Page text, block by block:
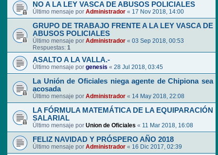
NO A LA LEY VASCA DE ABUSOS POLICIALES
Último mensaje por Administrador « 17 Nov 2018, 14:00
GRUPO DE TRABAJO FRENTE A LA LEY VASCA DE
ABUSOS POLICIALES
Último mensaje por Administrador « 03 Sep 2018, 00:53
Respuestas: 1
ASALTO A LA VALLA.-
Último mensaje por genesis « 28 Jul 2018, 03:45
La Unión de Oficiales niega agente de Chipiona sea
acosada
Último mensaje por Administrador « 14 May 2018, 22:08
LA FÓRMULA MATEMÁTICA DE LA EQUIPARACIÓN
SALARIAL
Último mensaje por Union de Oficiales « 11 Mar 2018, 16:08
FELIZ NAVIDAD Y PRÓSPERO AÑO 2018
Último mensaje por Administrador « 16 Dic 2017, 02:39